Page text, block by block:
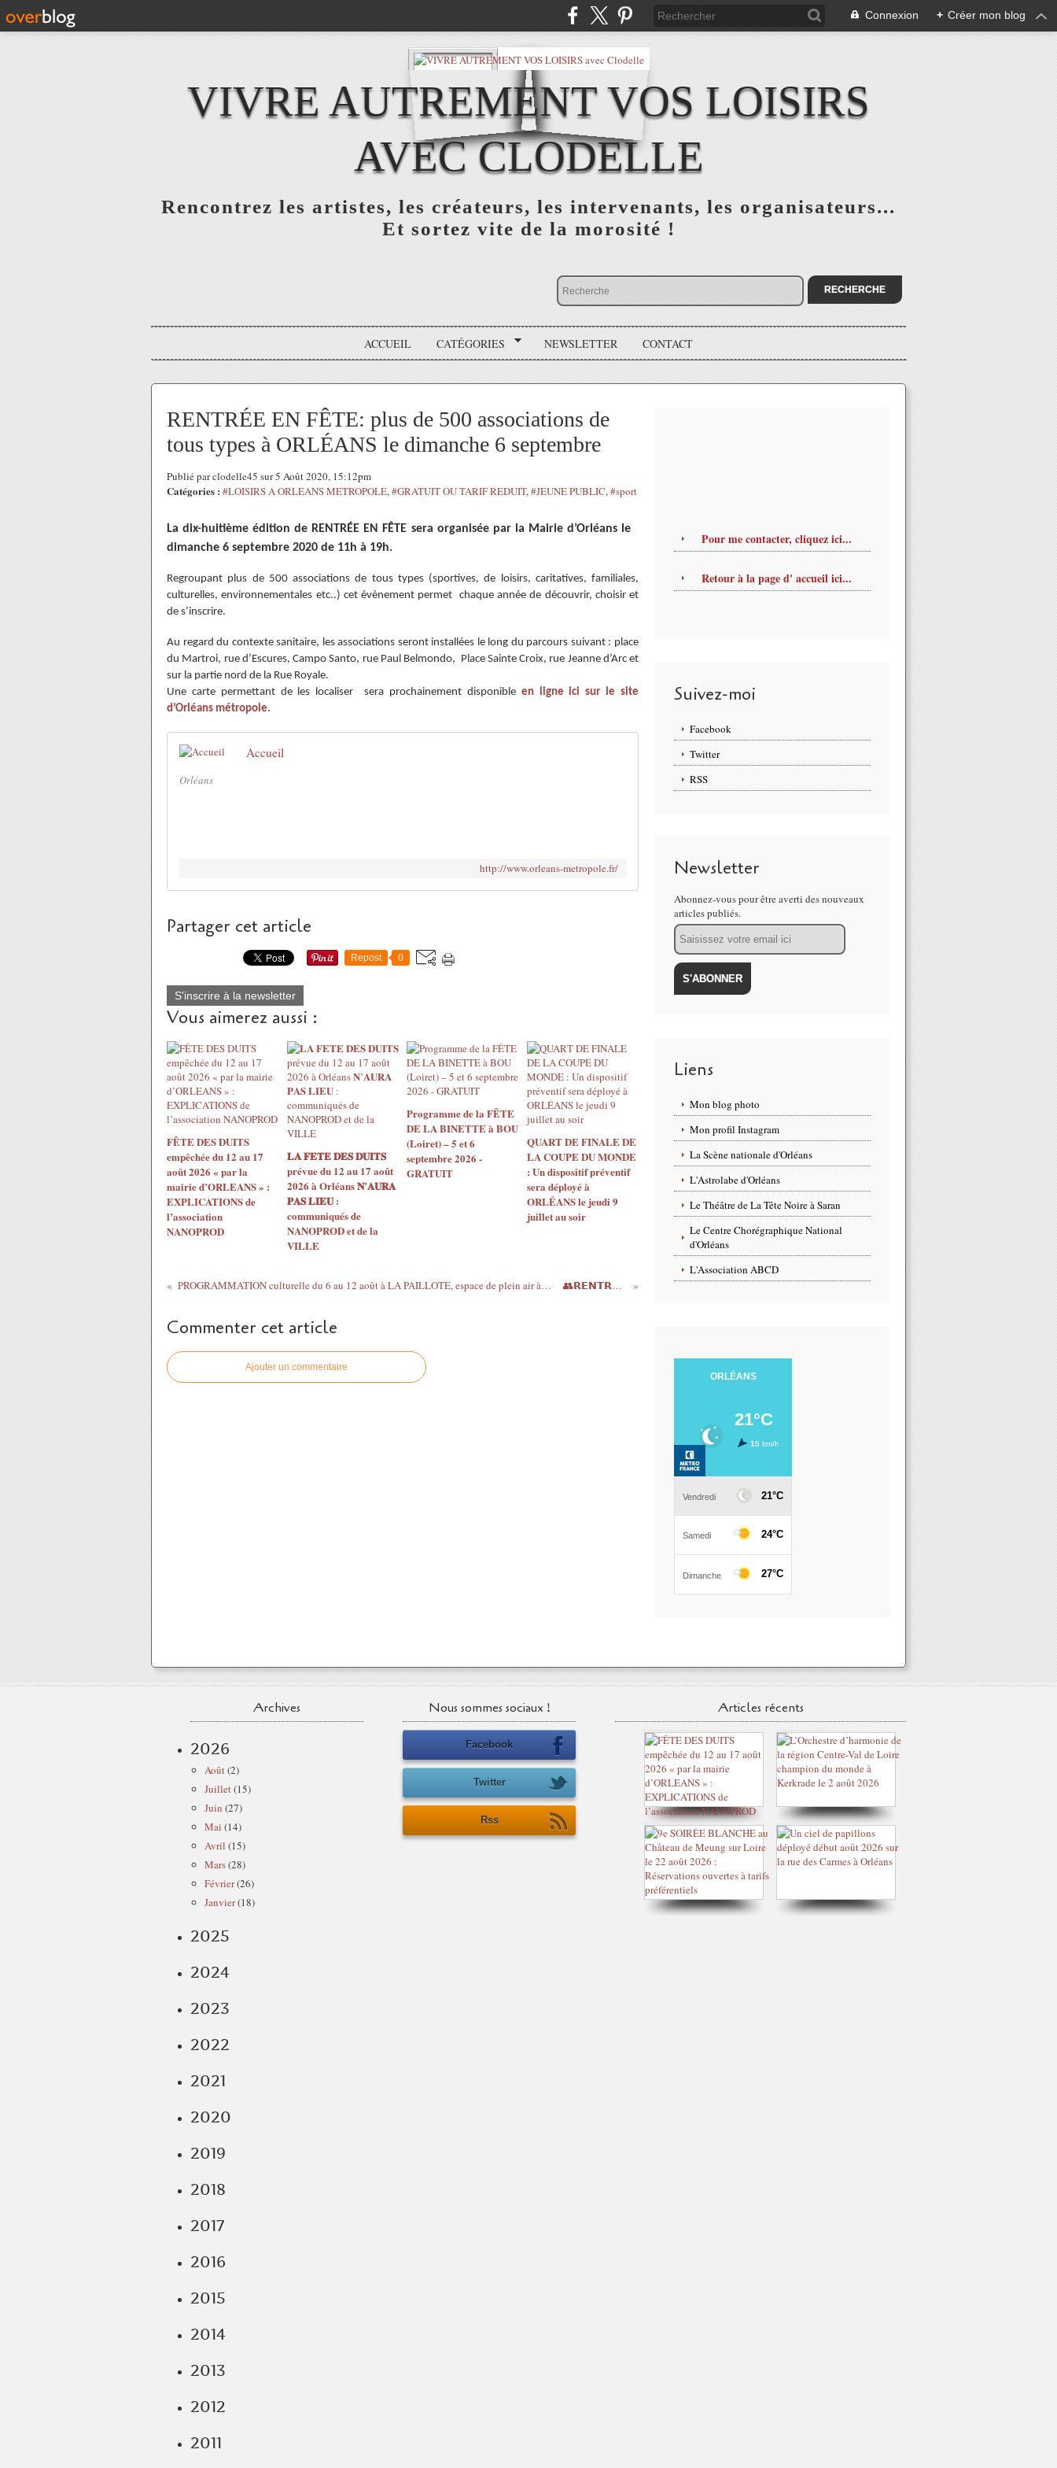
Connexion + Créer mon blog
VIVRE AUTREMENT VOS LOISIRS
AVEC CLODELLE
Rencontrez les artistes, les créateurs, les intervenants, les organisateurs...
Et sortez vite de la morosité !
ACCUEIL CATÉGORIES NEWSLETTER CONTACT
RENTRÉE EN FÊTE: plus de 500 associations de
tous types à ORLÉANS le dimanche 6 septembre
Publié par clodelle45 sur 5 Août 2020, 15:12pm
Catégories : #LOISIRS A ORLEANS METROPOLE,#GRATUIT OU TARIF REDUIT,#JEUNE PUBLIC,#sport
La dix-huitième édition de RENTRÉE EN FÊTE sera organisée par la Mairie d’Orléans le
dimanche 6 septembre 2020 de 11h à 19h.
Regroupant plus de 500 associations de tous types (sportives, de loisirs, caritatives, familiales,
culturelles, environnementales etc..) cet évènement permet chaque année de découvrir, choisir et
de s’inscrire.
Au regard du contexte sanitaire, les associations seront installées le long du parcours suivant : place
du Martroi, rue d’Escures, Campo Santo, rue Paul Belmondo, Place Sainte Croix, rue Jeanne d’Arc et
sur la partie nord de la Rue Royale.
Une carte permettant de les localiser sera prochainement disponible en ligne ici sur le site
d’Orléans métropole.
Accueil
Orléans
http://www.orleans-metropole.fr/
Partager cet article
Repost 0
S'inscrire à la newsletter
Vous aimerez aussi :
FÊTE DES DUITS
empêchée du 12 au 17
août 2026 « par la
mairie d’ORLEANS » :
EXPLICATIONS de
l’association
NANOPROD
𝐋𝐀 𝐅𝐄𝐓𝐄 𝐃𝐄𝐒 𝐃𝐔𝐈𝐓𝐒
prévue du 12 au 17 août
2026 à Orléans 𝐍’𝐀𝐔𝐑𝐀
𝐏𝐀𝐒 𝐋𝐈𝐄𝐔 :
communiqués de
NANOPROD et de la
VILLE
Programme de la FÊTE
DE LA BINETTE à BOU
(Loiret) – 5 et 6
septembre 2026 -
GRATUIT
QUART DE FINALE DE
LA COUPE DU MONDE
: Un dispositif préventif
sera déployé à
ORLÉANS le jeudi 9
juillet au soir
PROGRAMMATION culturelle du 6 au 12 août à LA PAILLOTE, espace de plein air à ORLÉANS MÉTROPOLE SUD 👥𝗥𝗘𝗡𝗧𝗥𝗘́𝗘 𝗘𝗡...
Commenter cet article
Ajouter un commentaire
Pour me contacter, cliquez ici...
Retour à la page d' accueil ici...
Suivez-moi
Facebook
Twitter
RSS
Newsletter
Abonnez-vous pour être averti des nouveaux
articles publiés.
Email
Liens
Mon blog photo
Mon profil Instagram
La Scène nationale d'Orléans
L'Astrolabe d'Orléans
Le Théâtre de La Tête Noire à Saran
Le Centre Chorégraphique National
d'Orléans
L'Association ABCD
Archives
2026
Août(2)
Juillet(15)
Juin (27)
Mai (14)
Avril (15)
Mars(28)
Février(26)
Janvier(18)
2025
2024
2023
2022
2021
2020
2019
2018
2017
2016
2015
2014
2013
2012
2011
Nous sommes sociaux !
Facebook
Twitter
Rss
Articles récents